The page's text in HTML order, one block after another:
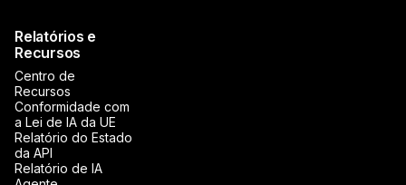
Relatórios e
Recursos
Centro de
Recursos
Conformidade com
a Lei de IA da UE
Relatório do Estado
da API
Relatório de IA